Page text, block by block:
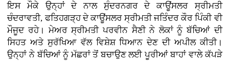
ਇਸ ਮੌਕੇ ਉਨ੍ਹਾਂ ਦੇ ਨਾਲ ਸੁੰਦਰਨਗਰ ਦੇ ਕਾਊਂਸਲਰ ਸ੍ਰੀਮਤੀ
ਚੰਦਰਾਵਤੀ, ਫਤਿਹਗੜ੍ਹ ਦੇ ਕਾਊਂਸਲਰ ਸ੍ਰੀਮਤੀ ਜਤਿੰਦਰ ਕੌਰ ਪਿੰਕੀ ਵੀ
ਮੌਜੂਦ ਰਹੇ। ਮੇਅਰ ਸ੍ਰੀਮਤੀ ਪਰਵੀਨ ਸੈਣੀ ਨੇ ਲੋਕਾਂ ਨੂੰ ਬੱਚਿਆਂ ਦੀ
ਸਿਹਤ ਅਤੇ ਸੁਰੱਖਿਆ ਵੱਲ ਵਿਸ਼ੇਸ਼ ਧਿਆਨ ਦੇਣ ਦੀ ਅਪੀਲ ਕੀਤੀ।
ਉਨ੍ਹਾਂ ਨੇ ਬੱਚਿਆਂ ਨੂੰ ਮੱਛਰਾਂ ਤੋਂ ਬਚਾਉਣ ਲਈ ਪੂਰੀਆਂ ਬਾਹਾਂ ਵਾਲੇ ਕੱਪੜੇ